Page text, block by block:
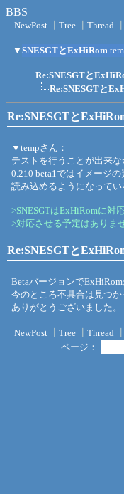
BBS
NewPost Tree Thread
▼ SNESGTとExHiRom
Re:SNESGTと
Re:SNESGTと
Re:SNESGTと
▼tempさん：
テストを行うことが出来
0.210 beta1ではイメージ
読み込めるようになってい
>SNESGTはExHiRomに対
>対応させる予定はありま
Re:SNESGTと
Betaバージョンで
今のところ不具合は見つか
ありがとうございました。
NewPost Tree Thread
ページ：